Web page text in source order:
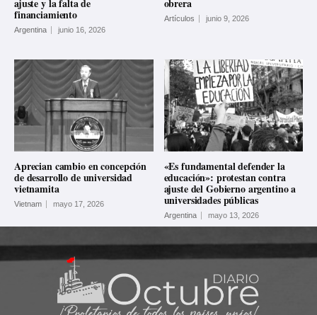
ajuste y la falta de
financiamiento
Argentina junio 16, 2026
obrera
Artículos junio 9, 2026
Aprecian cambio en concepción
de desarrollo de universidad
vietnamita
Vietnam mayo 17, 2026
«Es fundamental defender la
educación»: protestan contra
ajuste del Gobierno argentino a
universidades públicas
Argentina mayo 13, 2026